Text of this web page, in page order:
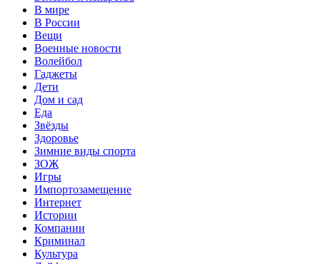
В мире
В России
Вещи
Военные новости
Волейбол
Гаджеты
Дети
Дом и сад
Еда
Звёзды
Здоровье
Зимние виды спорта
ЗОЖ
Игры
Импортозамещение
Интернет
Истории
Компании
Криминал
Культура